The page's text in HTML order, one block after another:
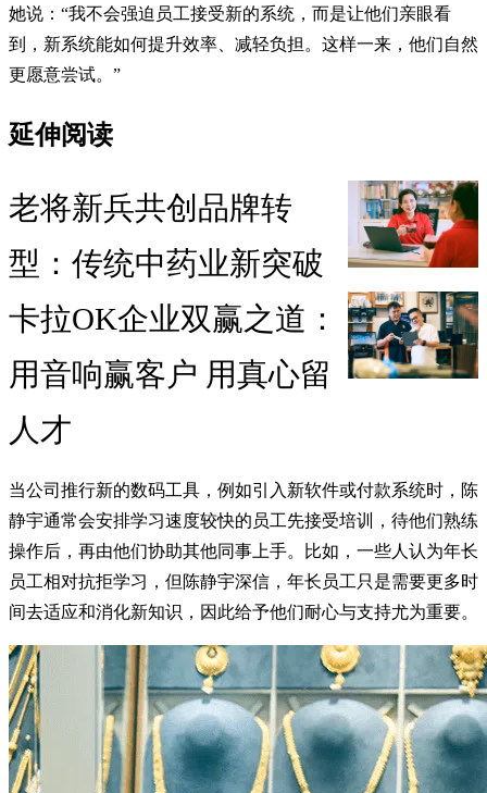
她说：“我不会强迫员工接受新的系统，而是让他们亲眼看
到，新系统能如何提升效率、减轻负担。这样一来，他们自然
更愿意尝试。”
延伸阅读
老将新兵共创品牌转
型：传统中药业新突破
卡拉OK企业双赢之道：
用音响赢客户 用真心留
人才
当公司推行新的数码工具，例如引入新软件或付款系统时，陈
静宇通常会安排学习速度较快的员工先接受培训，待他们熟练
操作后，再由他们协助其他同事上手。比如，一些人认为年长
员工相对抗拒学习，但陈静宇深信，年长员工只是需要更多时
间去适应和消化新知识，因此给予他们耐心与支持尤为重要。